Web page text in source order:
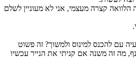
הלוואה קצרה מעצמי, אני לא מעוניין לשלם
עם להכנס למינוס ולמשוך? זה פשוט
מה זה משנה אם קניתי את הנייר עכשיו